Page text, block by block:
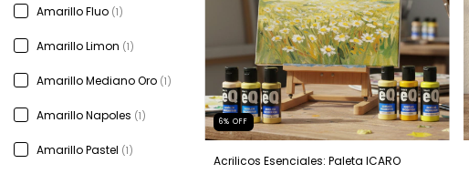
Amarillo Fluo (1)
Amarillo Limon (1)
Amarillo Mediano Oro (1)
Amarillo Napoles (1)
Amarillo Pastel (1)
6% OFF
Acrilicos Esenciales: Paleta ICARO